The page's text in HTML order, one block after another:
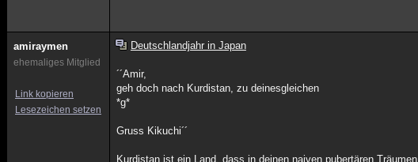
amiraymen
ehemaliges Mitglied
Link kopieren
Lesezeichen setzen
Deutschlandjahr in Japan
´´Amir,
geh doch nach Kurdistan, zu deinesgleichen
*g*
Gruss Kikuchi´´
Kurdistan ist ein Land, dass in deinen naiven pubertären